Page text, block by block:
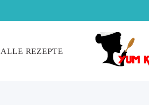
ALLE REZEPTE